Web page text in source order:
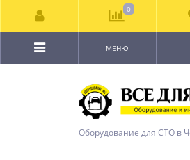
Оборудование для СТО в
МЕНЮ
0